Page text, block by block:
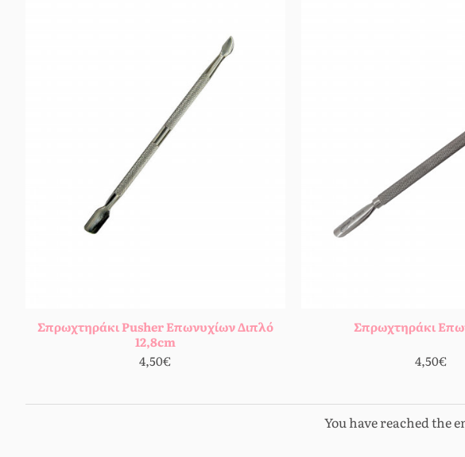
Σπρωχτηράκι Pusher Επωνυχίων Διπλό
12,8cm
4,50€
Σπρωχτηράκι
4,50€
You have reached the